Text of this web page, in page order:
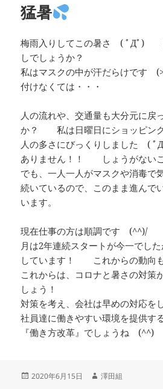
猛暑
梅雨入りしてこの暑さ ( ﾟДﾟ)
しでしょうか？
私はマスクの中が汗だらけで
付けなくては・・・
人の流れや、交通量も大分元に戻
か？ 私は日曜日にショッピング
人の多さにびっくりしました (
ありません！！ しょうがないこ
でも、一人一人がマスクや消毒で
続いているので、このまま進んで
います。
現在仕事の方は順調です (^^)/
月は2年連続スタートが今一でし
しています！ これからの動向
これからは、コロナと暑さの対策
しょう！
対策を考え、会社は早めの対
社員達に働きやすい環境を提供す
『働き方改革』でしょうね (^^)
投
2020年6月15日
作
澤田組